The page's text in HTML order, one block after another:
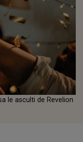
le asculti de Revelion